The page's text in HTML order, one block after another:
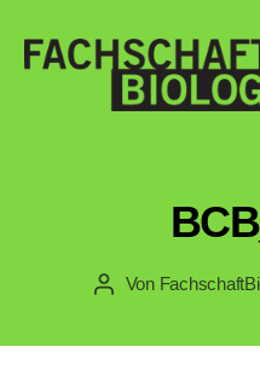
Beitragsautor
Von